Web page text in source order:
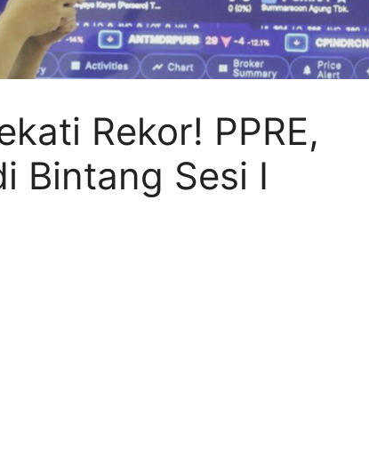
Rekor! PPRE,
Bintang Sesi I